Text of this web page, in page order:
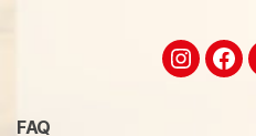
FAQ